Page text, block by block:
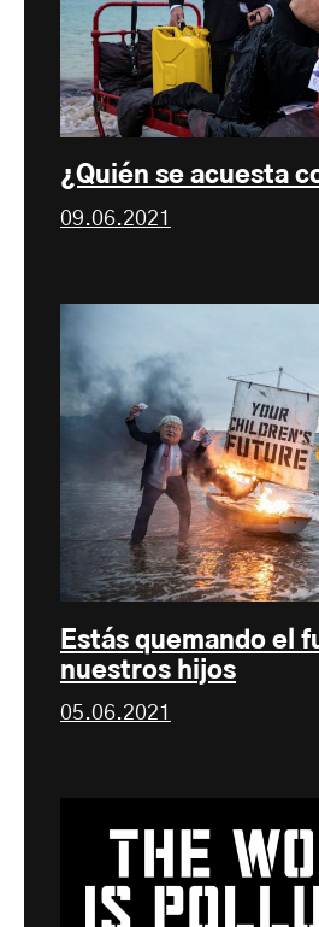
¿Quién se acuesta
09.06.2021
Estás quemando el
nuestros hijos
05.06.2021